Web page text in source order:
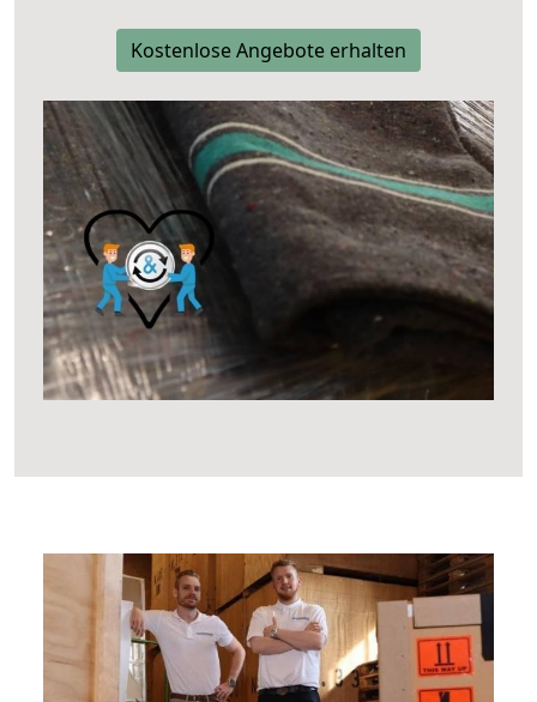
Kostenlose Angebote erhalten